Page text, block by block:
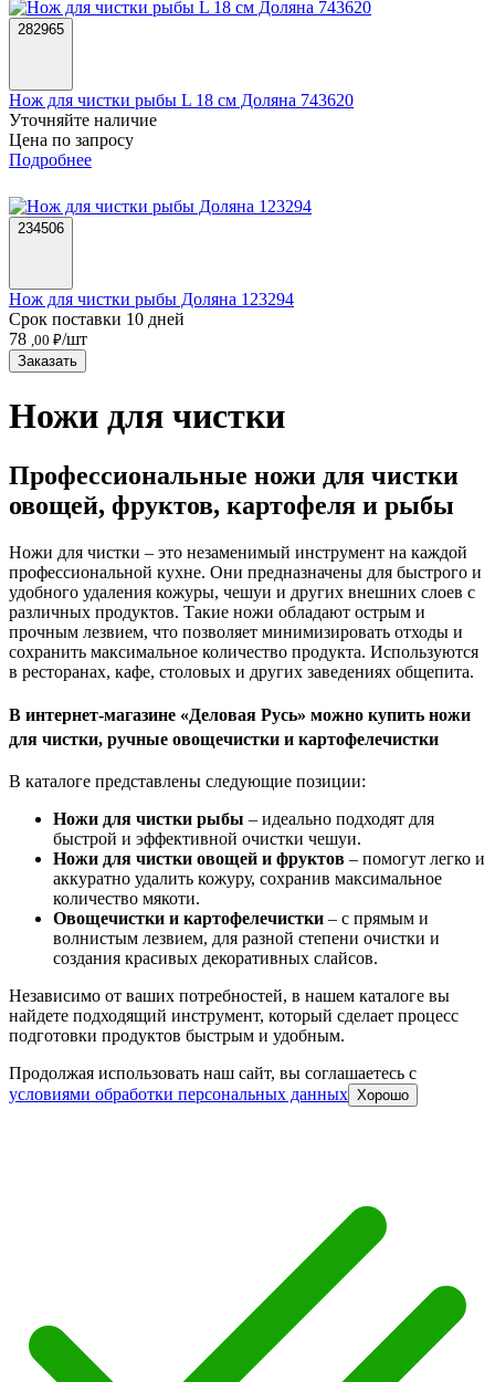
282965
Нож для чистки рыбы L 18 см Доляна 743620
Уточняйте наличие
Цена по запросу
Подробнее
234506
Нож для чистки рыбы Доляна 123294
Срок поставки 10 дней
78 ,00 ₽/шт
Заказать
Ножи для чистки
Профессиональные ножи для чистки
овощей, фруктов, картофеля и рыбы
Ножи для чистки – это незаменимый инструмент на каждой
профессиональной кухне. Они предназначены для быстрого и
удобного удаления кожуры, чешуи и других внешних слоев с
различных продуктов. Такие ножи обладают острым и
прочным лезвием, что позволяет минимизировать отходы и
сохранить максимальное количество продукта. Используются
в ресторанах, кафе, столовых и других заведениях общепита.
В интернет-магазине «Деловая Русь» можно купить ножи
для чистки, ручные овощечистки и картофелечистки
В каталоге представлены следующие позиции:
Ножи для чистки рыбы – идеально подходят для
быстрой и эффективной очистки чешуи.
Ножи для чистки овощей и фруктов – помогут легко и
аккуратно удалить кожуру, сохранив максимальное
количество мякоти.
Овощечистки и картофелечистки – с прямым и
волнистым лезвием, для разной степени очистки и
создания красивых декоративных слайсов.
Независимо от ваших потребностей, в нашем каталоге вы
найдете подходящий инструмент, который сделает процесс
подготовки продуктов быстрым и удобным.
Продолжая использовать наш сайт, вы соглашаетесь c
условиями обработки персональных данных Хорошо